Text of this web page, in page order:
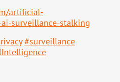
artificial-
surveillance-stalking
#surveillance